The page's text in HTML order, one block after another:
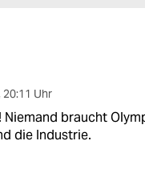
20:11 Uhr
Niemand braucht
die Industrie.